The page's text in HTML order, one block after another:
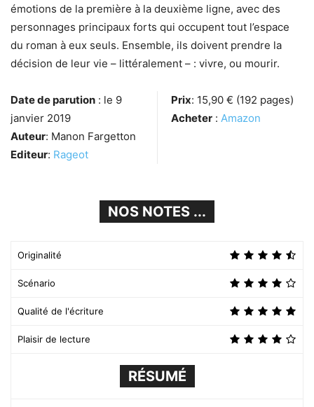
émotions de la première à la deuxième ligne, avec des
personnages principaux forts qui occupent tout l’espace
du roman à eux seuls. Ensemble, ils doivent prendre la
décision de leur vie – littéralement – : vivre, ou mourir.
Date de parution : le 9
janvier 2019
Auteur: Manon Fargetton
Editeur: Rageot
Prix: 15,90 € (192 pages)
Acheter : Amazon
NOS NOTES ...
Originalité
Scénario
Qualité de l'écriture
Plaisir de lecture
RÉSUMÉ